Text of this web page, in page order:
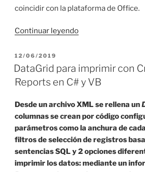
coincidir con la plataforma de Office.
Continuar leyendo«Visual
bits
con
Acces
y
2019»
PUBLICADO
EL
12/06/2019
DataGrid para imprimir con
Reports en C# y VB
Desde un archivo XML se rellena un
columnas se crean por código
parámetros como la anchura de
filtros de selección de registros
sentencias SQL y 2 opciones
imprimir los datos: mediante un